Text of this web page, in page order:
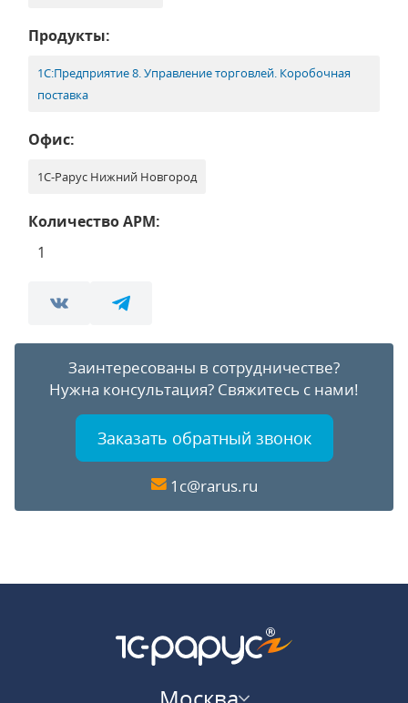
Продукты:
1С:Предприятие 8. Управление торговлей. Коробочная
поставка
Офис:
1С-Рарус Нижний Новгород
Количество АРМ:
1
Заинтересованы в сотрудничестве?
Нужна консультация? Свяжитесь с нами!
Заказать обратный звонок
1c@rarus.ru